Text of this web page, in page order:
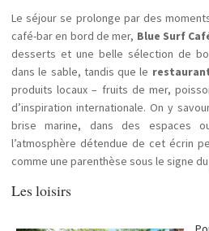
Le séjour se prolonge par des
café-bar en bord de mer, Blue Surf
desserts et une belle sélection de
dans le sable, tandis que le
produits locaux – fruits de mer,
d’inspiration internationale. On y
brise marine, dans des espaces
l’atmosphère détendue de cet écrin
comme une parenthèse sous le signe
Les loisirs